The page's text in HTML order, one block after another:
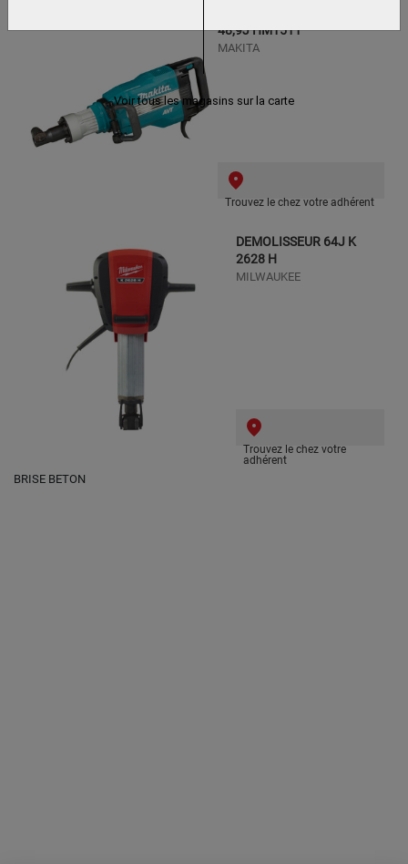
48,9J HM1511
MAKITA
Trouvez le chez votre adhérent
DEMOLISSEUR 64J K
2628 H
MILWAUKEE
Trouvez le chez votre
adhérent
BRISE BETON
Voir tous les magasins sur la carte